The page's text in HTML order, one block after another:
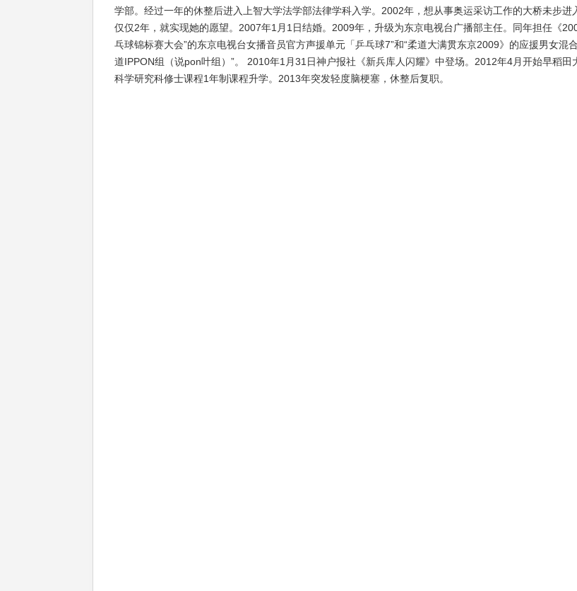
学部。经过一年的休整后进入上智大学法学部法律学科入学。2002年，想从事奥运采访工作的大桥未步进
仅仅2年，就实现她的愿望。2007年1月1日结婚。2009年，升级为东京电视台广播部主任。同年担任《
乓球锦标赛大会”的东京电视台女播音员官方声援单元「乒乓球7”和“柔道大满贯东京2009》的应援男女混
道IPPON组（说pon叶组）”。 2010年1月31日神户报社《新兵库人闪耀》中登场。2012年4月开始早稻田
科学研究科修士课程1年制课程升学。2013年突发轻度脑梗塞，休整后复职。